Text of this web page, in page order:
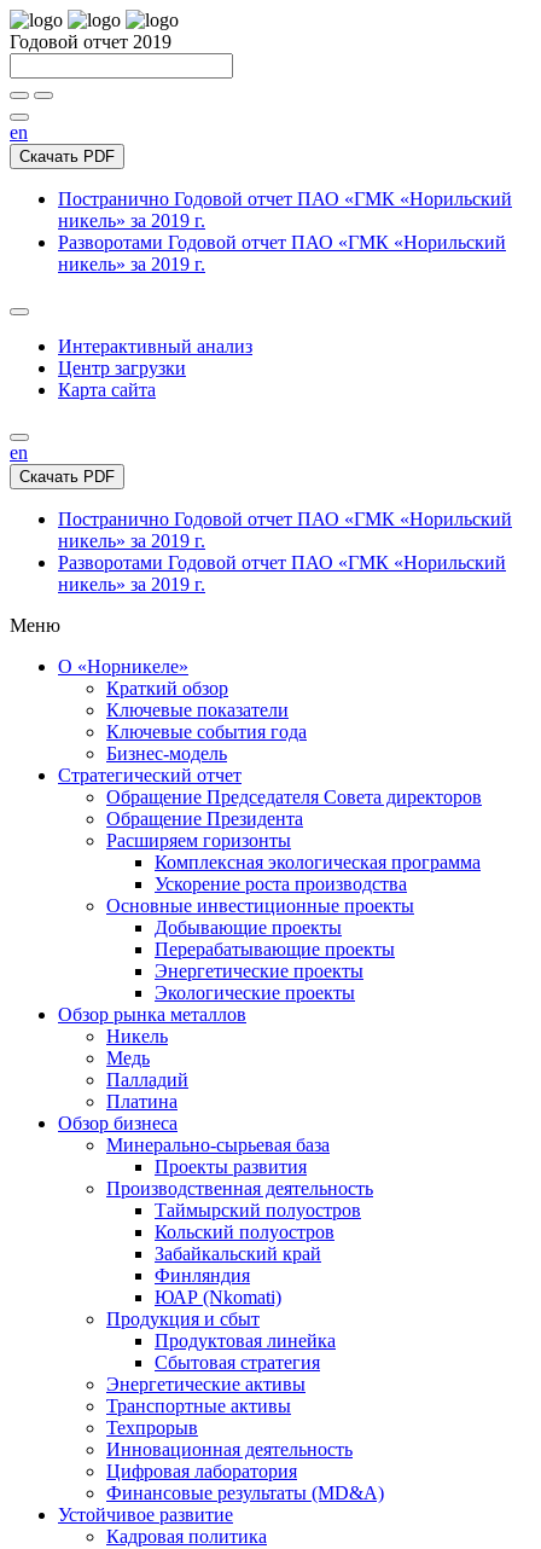
Годовой отчет 2019
en
Скачать PDF
Постранично Годовой отчет ПАО «ГМК «Норильский
никель» за 2019 г.
Разворотами Годовой отчет ПАО «ГМК «Норильский
никель» за 2019 г.
Интерактивный анализ
Центр загрузки
Карта сайта
en
Скачать PDF
Постранично Годовой отчет ПАО «ГМК «Норильский
никель» за 2019 г.
Разворотами Годовой отчет ПАО «ГМК «Норильский
никель» за 2019 г.
Меню
О «Норникеле»
Краткий обзор
Ключевые показатели
Ключевые события года
Бизнес-модель
Стратегический отчет
Обращение Председателя Совета директоров
Обращение Президента
Расширяем горизонты
Комплексная экологическая программа
Ускорение роста производства
Основные инвестиционные проекты
Добывающие проекты
Перерабатывающие проекты
Энергетические проекты
Экологические проекты
Обзор рынка металлов
Никель
Медь
Палладий
Платина
Обзор бизнеса
Минерально-сырьевая база
Проекты развития
Производственная деятельность
Таймырский полуостров
Кольский полуостров
Забайкальский край
Финляндия
ЮАР (Nkomati)
Продукция и сбыт
Продуктовая линейка
Сбытовая стратегия
Энергетические активы
Транспортные активы
Техпрорыв
Инновационная деятельность
Цифровая лаборатория
Финансовые результаты (MD&A)
Устойчивое развитие
Кадровая политика